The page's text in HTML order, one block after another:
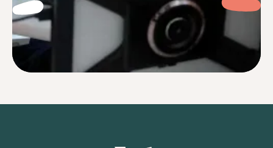
réglages complexes et des notices